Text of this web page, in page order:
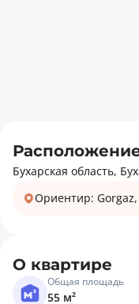
Бухарская область,
О квартире
Общая площадь
55 м²